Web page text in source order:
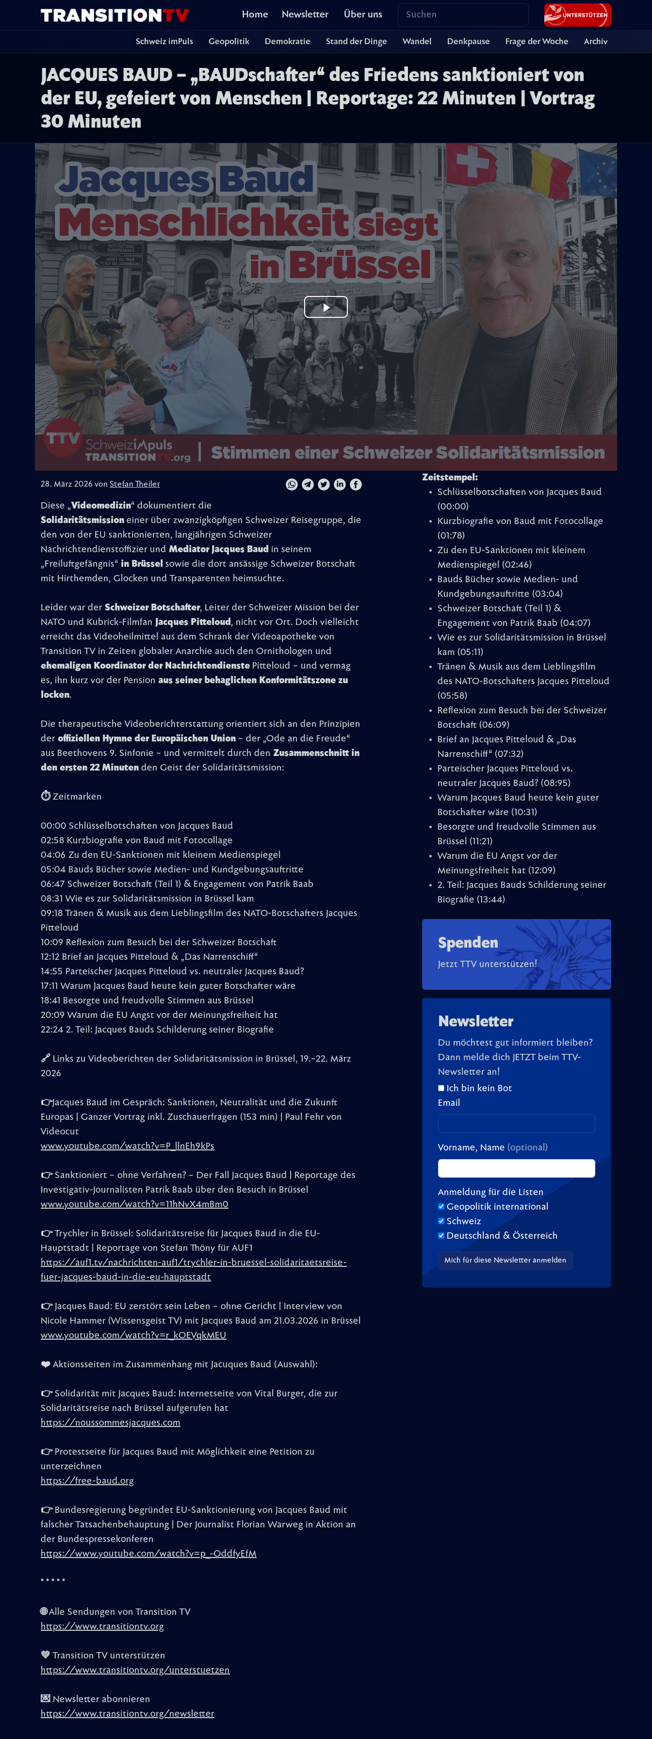
Home Newsletter Über uns
Schweiz imPuls Geopolitik Demokratie Stand der Dinge Wandel Denkpause Frage der Woche Archiv
JACQUES BAUD – „BAUDschafter“ des Friedens sanktioniert von
der EU, gefeiert von Menschen | Reportage: 22 Minuten | Vortrag
30 Minuten
28. März 2026 von Stefan Theiler
Diese „Videomedizin“ dokumentiert die
Solidaritätsmission einer über zwanzigköpfigen Schweizer Reisegruppe, die
den von der EU sanktionierten, langjährigen Schweizer
Nachrichtendienstoffizier und Mediator Jacques Baud in seinem
„Freiluftgefängnis“ in Brüssel sowie die dort ansässige Schweizer Botschaft
mit Hirthemden, Glocken und Transparenten heimsuchte.
Leider war der Schweizer Botschafter, Leiter der Schweizer Mission bei der
NATO und Kubrick-Filmfan Jacques Pitteloud, nicht vor Ort. Doch vielleicht
erreicht das Videoheilmittel aus dem Schrank der Videoapotheke von
Transition TV in Zeiten globaler Anarchie auch den Ornithologen und
ehemaligen Koordinator der Nachrichtendienste Pitteloud – und vermag
es, ihn kurz vor der Pension aus seiner behaglichen Konformitätszone zu
locken.
Die therapeutische Videoberichterstattung orientiert sich an den Prinzipien
der offiziellen Hymne der Europäischen Union – der „Ode an die Freude“
aus Beethovens 9. Sinfonie – und vermittelt durch den Zusammenschnitt in
den ersten 22 Minuten den Geist der Solidaritätsmission:
⏱️ Zeitmarken
00:00 Schlüsselbotschaften von Jacques Baud
02:58 Kurzbiografie von Baud mit Fotocollage
04:06 Zu den EU-Sanktionen mit kleinem Medienspiegel
05:04 Bauds Bücher sowie Medien- und Kundgebungsauftritte
06:47 Schweizer Botschaft (Teil 1) & Engagement von Patrik Baab
08:31 Wie es zur Solidaritätsmission in Brüssel kam
09:18 Tränen & Musik aus dem Lieblingsfilm des NATO-Botschafters Jacques
Pitteloud
10:09 Reflexion zum Besuch bei der Schweizer Botschaft
12:12 Brief an Jacques Pitteloud & „Das Narrenschiff“
14:55 Parteischer Jacques Pitteloud vs. neutraler Jacques Baud?
17:11 Warum Jacques Baud heute kein guter Botschafter wäre
18:41 Besorgte und freudvolle Stimmen aus Brüssel
20:09 Warum die EU Angst vor der Meinungsfreiheit hat
22:24 2. Teil: Jacques Bauds Schilderung seiner Biografie
🔗 Links zu Videoberichten der Solidaritätsmission in Brüssel, 19.–22. März
2026
👉Jacques Baud im Gespräch: Sanktionen, Neutralität und die Zukunft
Europas | Ganzer Vortrag inkl. Zuschauerfragen (153 min) | Paul Fehr von
Videocut
www.youtube.com/watch?v=P_llnEh9kPs
👉 Sanktioniert – ohne Verfahren? – Der Fall Jacques Baud | Reportage des
Investigativ-Journalisten Patrik Baab über den Besuch in Brüssel
www.youtube.com/watch?v=11hNvX4mBm0
👉 Trychler in Brüssel: Solidaritätsreise für Jacques Baud in die EU-
Hauptstadt | Reportage von Stefan Thöny für AUF1
https://auf1.tv/nachrichten-auf1/trychler-in-bruessel-solidaritaetsreise-
fuer-jacques-baud-in-die-eu-hauptstadt
👉 Jacques Baud: EU zerstört sein Leben – ohne Gericht | Interview von
Nicole Hammer (Wissensgeist TV) mit Jacques Baud am 21.03.2026 in Brüssel
www.youtube.com/watch?v=r_kOEVqkMEU
❤️ Aktionsseiten im Zusammenhang mit Jacuques Baud (Auswahl):
👉 Solidarität mit Jacques Baud: Internetseite von Vital Burger, die zur
Solidaritätsreise nach Brüssel aufgerufen hat
https://noussommesjacques.com
👉 Protestseite für Jacques Baud mit Möglichkeit eine Petition zu
unterzeichnen
https://free-baud.org
👉 Bundesregierung begründet EU-Sanktionierung von Jacques Baud mit
falscher Tatsachenbehauptung | Der Journalist Florian Warweg in Aktion an
der Bundespressekonferen
https://www.youtube.com/watch?v=p_-OddfyEfM
* * * * *
🌐 Alle Sendungen von Transition TV
https://www.transitiontv.org
💚 Transition TV unterstützen
https://www.transitiontv.org/unterstuetzen
💌 Newsletter abonnieren
https://www.transitiontv.org/newsletter
Zeitstempel:
Schlüsselbotschaften von Jacques Baud
(00:00)
Kurzbiografie von Baud mit Fotocollage
(01:78)
Zu den EU-Sanktionen mit kleinem
Medienspiegel (02:46)
Bauds Bücher sowie Medien- und
Kundgebungsauftritte (03:04)
Schweizer Botschaft (Teil 1) &
Engagement von Patrik Baab (04:07)
Wie es zur Solidaritätsmission in Brüssel
kam (05:11)
Tränen & Musik aus dem Lieblingsfilm
des NATO-Botschafters Jacques Pitteloud
(05:58)
Reflexion zum Besuch bei der Schweizer
Botschaft (06:09)
Brief an Jacques Pitteloud & „Das
Narrenschiff“ (07:32)
Parteischer Jacques Pitteloud vs.
neutraler Jacques Baud? (08:95)
Warum Jacques Baud heute kein guter
Botschafter wäre (10:31)
Besorgte und freudvolle Stimmen aus
Brüssel (11:21)
Warum die EU Angst vor der
Meinungsfreiheit hat (12:09)
2. Teil: Jacques Bauds Schilderung seiner
Biografie (13:44)
Spenden
Jetzt TTV unterstützen!
Newsletter
Du möchtest gut informiert bleiben?
Dann melde dich JETZT beim TTV-
Newsletter an!
Ich bin kein Bot
Email
Vorname, Name (optional)
Anmeldung für die Listen
Geopolitik international
Schweiz
Deutschland & Österreich